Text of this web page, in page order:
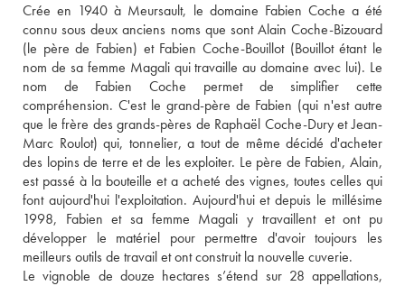
Crée en 1940 à Meursault, le domaine Fabien Coche a été
connu sous deux anciens noms que sont Alain Coche-Bizouard
(le père de Fabien) et Fabien Coche-Bouillot (Bouillot étant le
nom de sa femme Magali qui travaille au domaine avec lui). Le
nom de Fabien Coche permet de simplifier cette
compréhension. C'est le grand-père de Fabien (qui n'est autre
que le frère des grands-pères de Raphaël Coche-Dury et Jean-
Marc Roulot) qui, tonnelier, a tout de même décidé d'acheter
des lopins de terre et de les exploiter. Le père de Fabien, Alain,
est passé à la bouteille et a acheté des vignes, toutes celles qui
font aujourd'hui l'exploitation. Aujourd'hui et depuis le millésime
1998, Fabien et sa femme Magali y travaillent et ont pu
développer le matériel pour permettre d'avoir toujours les
meilleurs outils de travail et ont construit la nouvelle cuverie.
Le vignoble de douze hectares s’étend sur 28 appellations,